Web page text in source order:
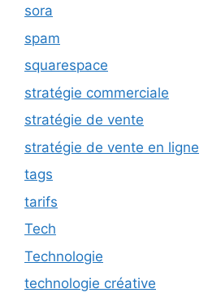
sora
spam
squarespace
stratégie commerciale
stratégie de vente
stratégie de vente en ligne
tags
tarifs
Tech
Technologie
technologie créative